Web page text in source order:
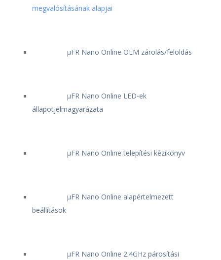
megvalósításának alapjai
μFR Nano Online OEM zárolás/feloldás
μFR Nano Online LED-ek
állapotjelmagyarázata
μFR Nano Online telepítési kézikönyv
μFR Nano Online alapértelmezett
beállítások
μFR Nano Online 2.4GHz párosítási